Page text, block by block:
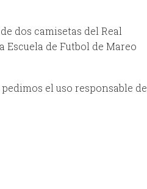
dos camisetas del Real
Escuela de Futbol de Mareo
el uso responsable de